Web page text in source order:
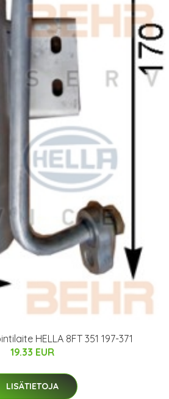
HELLA 8FT 351 197-371
19.33 EUR
LISÄTIETOJA